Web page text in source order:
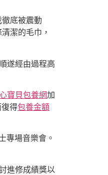
底被震動
潔的毛巾，
遂經由過程高
寶貝包養網加
得包養金額
專場音樂會。
進修成績獎以